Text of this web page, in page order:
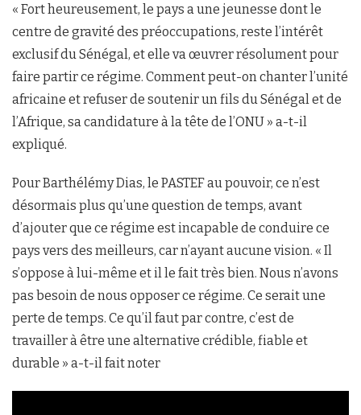
« Fort heureusement, le pays a une jeunesse dont le
centre de gravité des préoccupations, reste l’intérêt
exclusif du Sénégal, et elle va œuvrer résolument pour
faire partir ce régime. Comment peut-on chanter l’unité
africaine et refuser de soutenir un fils du Sénégal et de
l’Afrique, sa candidature à la tête de l’ONU » a-t-il
expliqué.
Pour Barthélémy Dias, le PASTEF au pouvoir, ce n’est
désormais plus qu’une question de temps, avant
d’ajouter que ce régime est incapable de conduire ce
pays vers des meilleurs, car n’ayant aucune vision. « Il
s’oppose à lui-même et il le fait très bien. Nous n’avons
pas besoin de nous opposer ce régime. Ce serait une
perte de temps. Ce qu’il faut par contre, c’est de
travailler à être une alternative crédible, fiable et
durable » a-t-il fait noter